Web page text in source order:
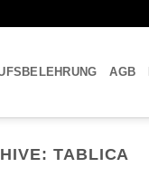
AGB
TABLICA